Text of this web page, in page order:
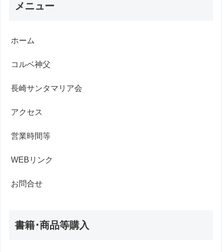
メニュー
ホーム
コルベ神父
長崎サンタマリア会
アクセス
営業時間等
WEBリンク
お問合せ
書籍･商品等購入